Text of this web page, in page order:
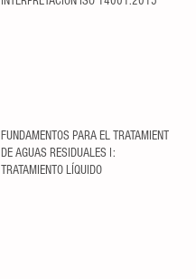
FUNDAMENTOS PARA EL TRATAMIENTO
DE AGUAS RESIDUALES I:
TRATAMIENTO LÍQUIDO